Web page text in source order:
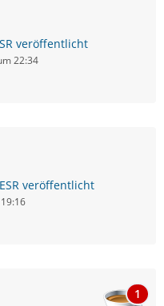
veröffentlicht
22:34
veröffentlicht
1